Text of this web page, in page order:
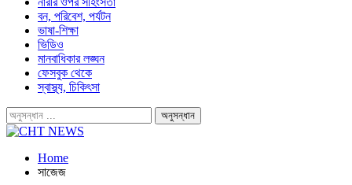
বন, পরিবেশ, পর্যটন
ভাষা-শিক্ষা
ভিডিও
মানবাধিকার লঙ্ঘন
ফেসবুক থেকে
স্বাস্থ্য, চিকিৎসা
Home
সাজেজ